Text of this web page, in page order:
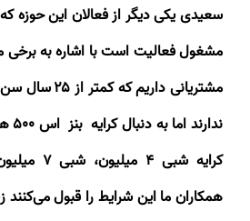
سعیدی یکی دیگر از فعالان این حوزه
مشغول فعالیت است با اشاره به
مشتریانی داریم که کمتر از۲۵سال سن
ندارند اما به دنبال کرایه بنز اس۵۰۰
کرایه شبی ۴ میلیون، شبی۷
همکاران ما این شرایط را قبول می‌کنند